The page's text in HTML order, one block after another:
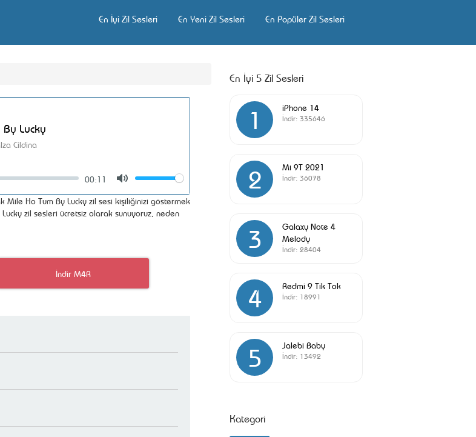
En İyi Zil Sesleri En Yeni Zil Sesleri En Popüler Zil Sesleri
Lucky
Cildina
00:11
Volume
Mile Ho Tum By Lucky zil sesi kişiliğinizi göstermek
zil sesleri ücretsiz olarak sunuyoruz, neden
İndir M4R
En İyi 5 Zil Sesleri
1 iPhone 14
İndir: 335646
2 Mi 9T 2021
İndir: 36078
3
Galaxy Note 4
Melody
İndir: 28404
4 Redmi 9 Tik Tok
İndir: 18991
5 Jalebi Baby
İndir: 13492
Kategori